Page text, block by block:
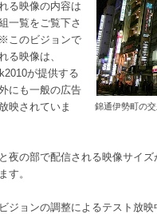
錦通伊勢町の
る映像の内容は
一覧をご覧下さ
このビジョンで
る映像は、
が提供する
にも一般の広告
映されていま
夜の部で配信される映像サイ
す。
ジョンの調整によるテスト放